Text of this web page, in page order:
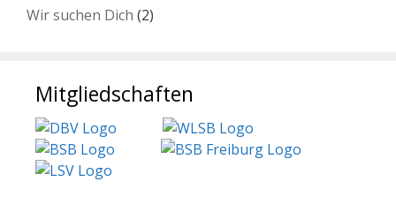
Wir suchen Dich (2)
Mitgliedschaften